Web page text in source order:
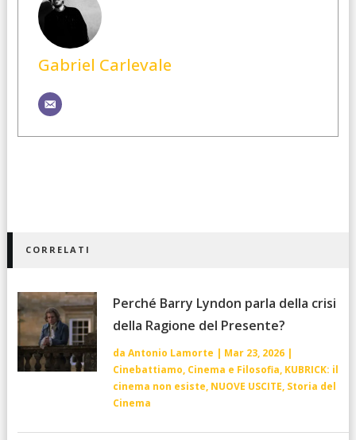
Gabriel Carlevale
CORRELATI
Perché Barry Lyndon parla della crisi
della Ragione del Presente?
da Antonio Lamorte | Mar 23, 2026|
Cinebattiamo, Cinema e Filosofia, KUBRICK: il
cinema non esiste, NUOVE USCITE, Storia del
Cinema